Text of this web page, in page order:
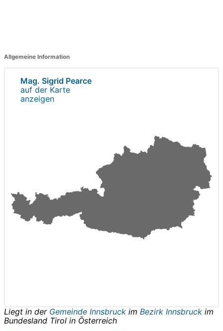
Allgemeine Information
Mag. Sigrid Pearce
auf der Karte
anzeigen
Liegt in der Gemeinde Innsbruck im Bezirk Innsbruck im
Bundesland Tirol in Österreich